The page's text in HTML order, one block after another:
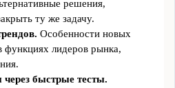
решения,
ту же задачу.
Особенности новых
функциях лидеров рынка,
через быстрые тесты.